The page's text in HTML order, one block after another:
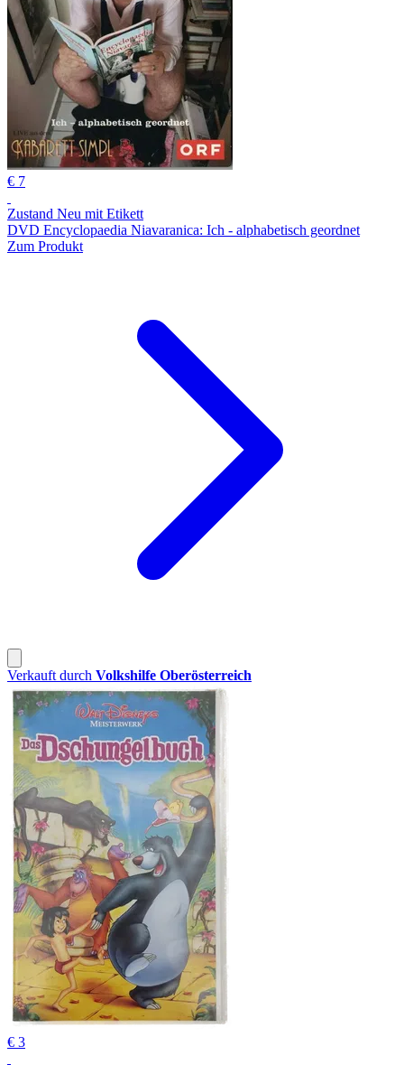
€ 7
Zustand Neu mit Etikett
DVD Encyclopaedia Niavaranica: Ich - alphabetisch geordnet
Zum Produkt
Verkauft durch Volkshilfe Oberösterreich
€ 3